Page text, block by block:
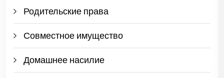
Родительские права
Совместное имущество
Домашнее насилие